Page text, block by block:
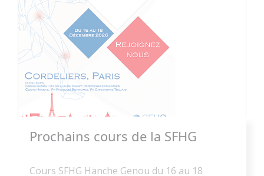
Prochains cours de la SFHG
Cours SFHG Hanche Genou du 16 au 18